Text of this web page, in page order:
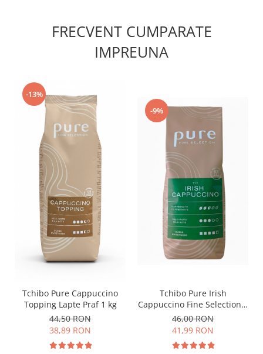
FRECVENT CUMPARATE
IMPREUNA
-13%
Tchibo Pure Cappuccino
Topping Lapte Praf 1 kg
44,50 RON
38,89 RON
-9%
Tchibo Pure Irish
Cappuccino Fine Selection 1
Kg
46,00 RON
41,99 RON